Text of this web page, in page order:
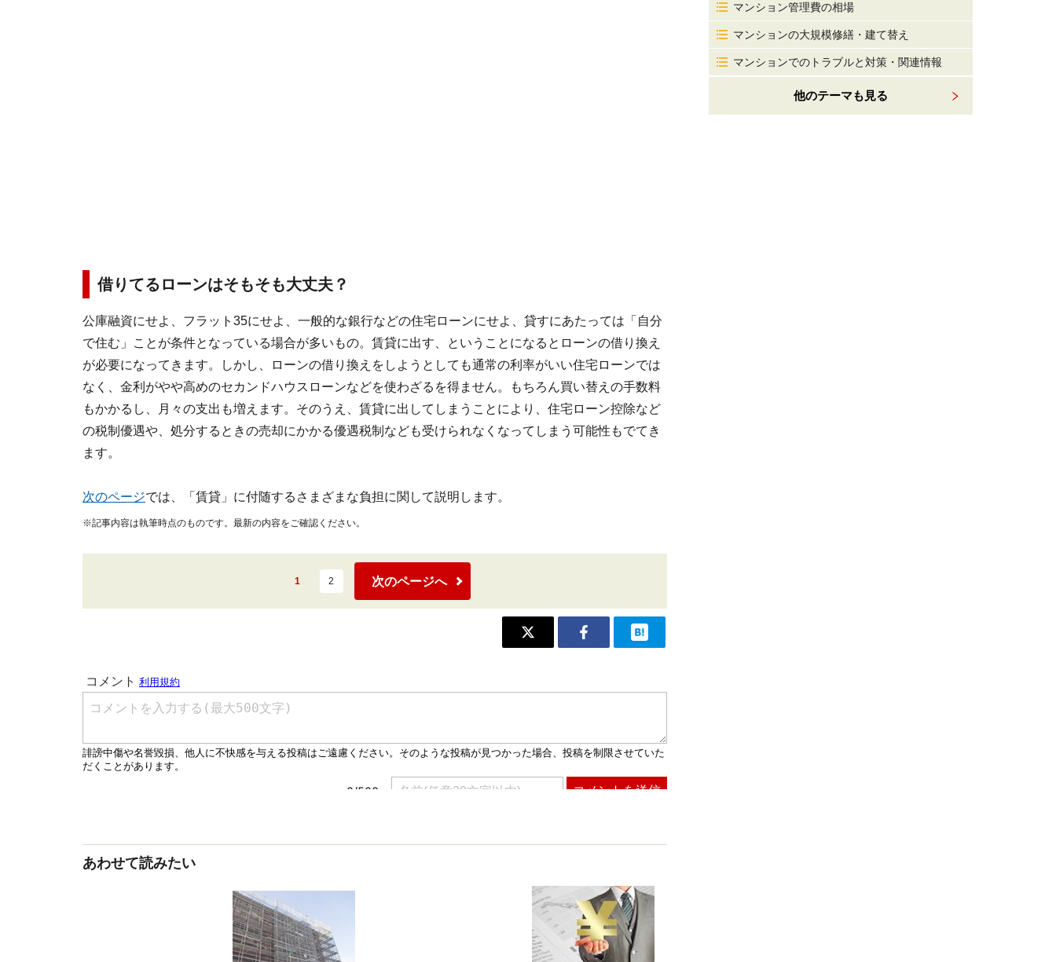
借りてるローンはそもそも大丈夫？
公庫融資にせよ、フラット35にせよ、一般的な銀行などの住宅ローンにせよ、貸すにあたっては「自分
で住む」ことが条件となっている場合が多いもの。賃貸に出す、ということになるとローンの借り換え
が必要になってきます。しかし、ローンの借り換えをしようとしても通常の利率がいい住宅ローンでは
なく、金利がやや高めのセカンドハウスローンなどを使わざるを得ません。もちろん買い替えの手数料
もかかるし、月々の支出も増えます。そのうえ、賃貸に出してしまうことにより、住宅ローン控除など
の税制優遇や、処分するときの売却にかかる優遇税制なども受けられなくなってしまう可能性もでてき
ます。
次のページでは、「賃貸」に付随するさまざまな負担に関して説明します。
※記事内容は執筆時点のものです。最新の内容をご確認ください。
1 2 次のページへ
あわせて読みたい
マンション管理費の相場
マンションの大規模修繕・建て替え
マンションでのトラブルと対策・関連情報
他のテーマも見る